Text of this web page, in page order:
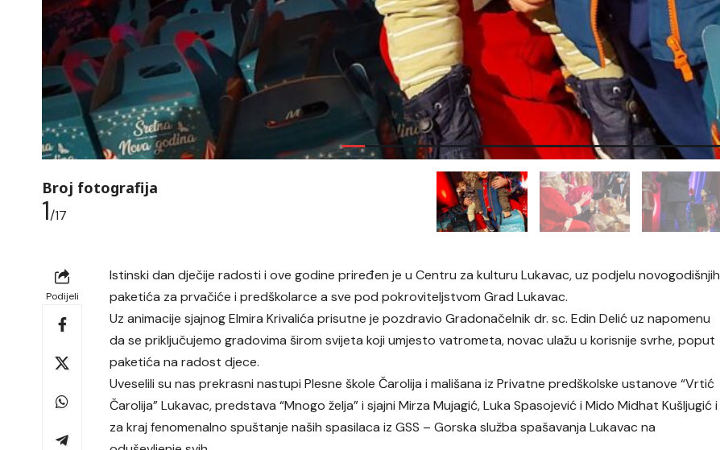
Broj fotografija
1/17
Podijeli
Istinski dan dječije radosti i ove godine priređen je u Centru za kulturu Lukavac, uz podjelu novogodišnjih
paketića za prvačiće i predškolarce a sve pod pokroviteljstvom Grad Lukavac.
Uz animacije sjajnog Elmira Krivalića prisutne je pozdravio Gradonačelnik dr. sc. Edin Delić uz napomenu
da se priključujemo gradovima širom svijeta koji umjesto vatrometa, novac ulažu u korisnije svrhe, poput
paketića na radost djece.
Uveselili su nas prekrasni nastupi Plesne škole Čarolija i mališana iz Privatne predškolske ustanove “Vrtić
Čarolija” Lukavac, predstava “Mnogo želja” i sjajni Mirza Mujagić, Luka Spasojević i Mido Midhat Kušljugić i
za kraj fenomenalno spuštanje naših spasilaca iz GSS – Gorska služba spašavanja Lukavac na